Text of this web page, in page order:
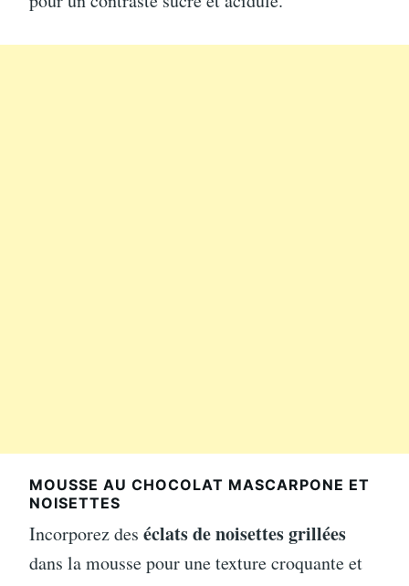
MOUSSE AU CHOCOLAT MASCARPONE ET
NOISETTES
Incorporez des éclats de noisettes grillées
dans la mousse pour une texture croquante et